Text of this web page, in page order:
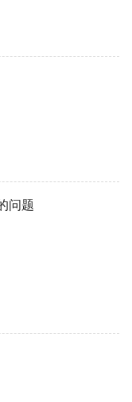
问题